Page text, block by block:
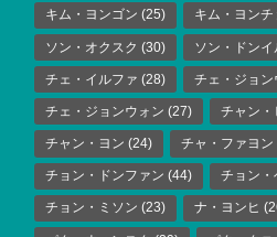
キム・ヨンゴン (25) キム・ヨンチ
ソン・オクスク (30) ソン・ドンイ
チェ・イルファ (28) チェ・ジョン
チェ・ジョンウォン (27) チャン・
チャン・ヨン (24) チャ・ファヨン
チョン・ドンファン (44) チョン・
チョン・ミソン (23) ナ・ヨンヒ